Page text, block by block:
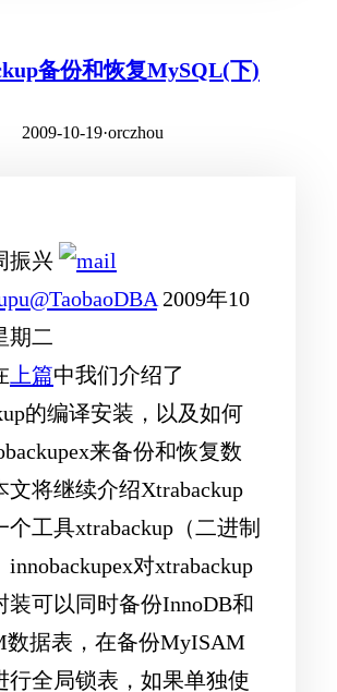
备份和恢复MySQL(下)
2009-10-19·orczhou
振兴
2009年10
期二
上篇中我们介绍了
的编译安装，以及如何
来备份和恢复数
文将继续介绍Xtrabackup
个工具xtrabackup（二进制
innobackupex对xtrabackup
装可以同时备份InnoDB和
数据表，在备份MyISAM
行全局锁表，如果单独使